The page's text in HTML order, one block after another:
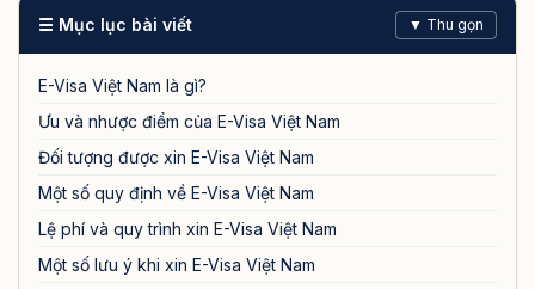
Tư vấn ngay qua Zalo
☰ Mục lục bài viết ▼ Thu gọn
E-Visa Việt Nam là gì?
Ưu và nhược điểm của E-Visa Việt Nam
Đối tượng được xin E-Visa Việt Nam
Một số quy định về E-Visa Việt Nam
Lệ phí và quy trình xin E-Visa Việt Nam
Một số lưu ý khi xin E-Visa Việt Nam